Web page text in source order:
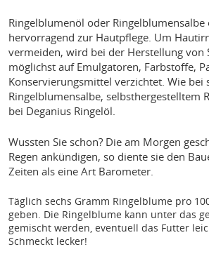
Ringelblumenöl oder Ringelblumensalbe
hervorragend zur Hautpflege. Um
vermeiden, wird bei der Herstellung von
möglichst auf Emulgatoren, Farbstoffe,
Konservierungsmittel verzichtet. Wie bei
Ringelblumensalbe, selbsthergestelltem
bei Deganius Ringelöl.
Wussten Sie schon? Die am Morgen
Regen ankündigen, so diente sie den
Zeiten als eine Art Barometer.
Täglich sechs Gramm Ringelblume pro
geben. Die Ringelblume kann unter das
gemischt werden, eventuell das Futter
Schmeckt lecker!